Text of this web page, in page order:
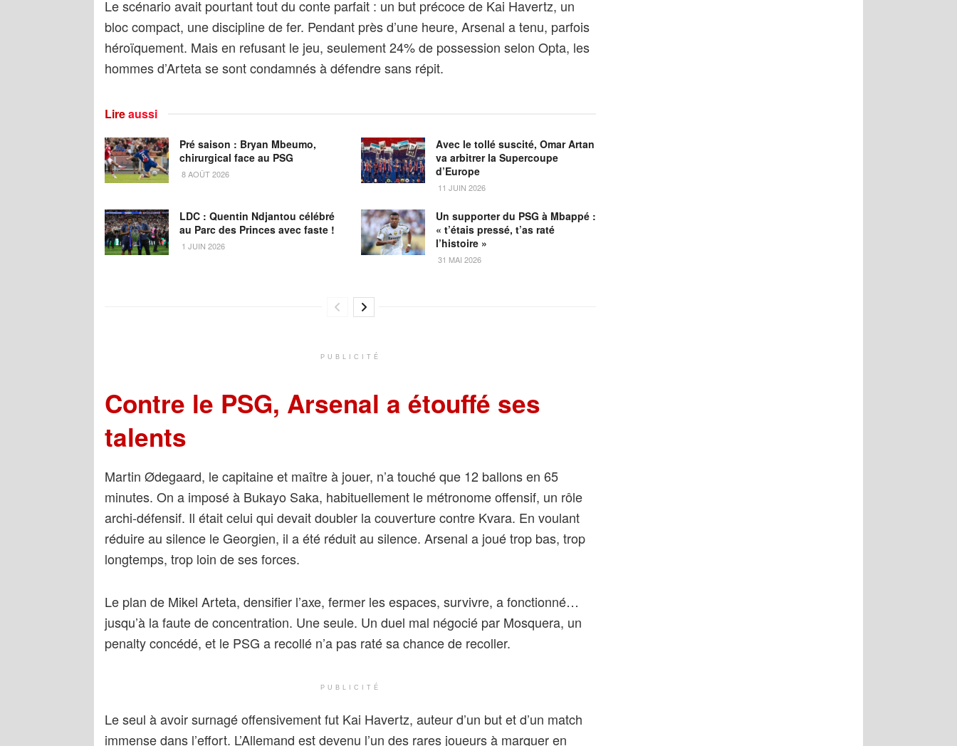
Le scénario avait pourtant tout du conte parfait : un but précoce de Kai Havertz, un
bloc compact, une discipline de fer. Pendant près d’une heure, Arsenal a tenu, parfois
héroïquement. Mais en refusant le jeu, seulement 24% de possession selon Opta, les
hommes d’Arteta se sont condamnés à défendre sans répit.
Lireaussi
Pré saison : Bryan Mbeumo,
chirurgical face au PSG
8 AOÛT 2026
Avec le tollé suscité, Omar Artan
va arbitrer la Supercoupe
d’Europe
11 JUIN 2026
LDC : Quentin Ndjantou célébré
au Parc des Princes avec faste !
1 JUIN 2026
Un supporter du PSG à Mbappé :
« t’étais pressé, t’as raté
l’histoire »
31 MAI 2026
PUBLICITÉ
Contre le PSG, Arsenal a étouffé ses
talents
Martin Ødegaard, le capitaine et maître à jouer, n’a touché que 12 ballons en 65
minutes. On a imposé à Bukayo Saka, habituellement le métronome offensif, un rôle
archi-défensif. Il était celui qui devait doubler la couverture contre Kvara. En voulant
réduire au silence le Georgien, il a été réduit au silence. Arsenal a joué trop bas, trop
longtemps, trop loin de ses forces.
Le plan de Mikel Arteta, densifier l’axe, fermer les espaces, survivre, a fonctionné…
jusqu’à la faute de concentration. Une seule. Un duel mal négocié par Mosquera, un
penalty concédé, et le PSG a recollé n’a pas raté sa chance de recoller.
PUBLICITÉ
Le seul à avoir surnagé offensivement fut Kai Havertz, auteur d’un but et d’un match
immense dans l’effort. L’Allemand est devenu l’un des rares joueurs à marquer en